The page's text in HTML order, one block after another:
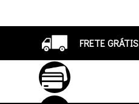
FRETE GRÁTIS